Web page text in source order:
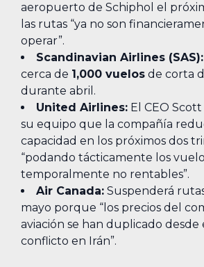
aeropuerto de Schiphol el
las rutas “ya no son
operar”.
Scandinavian Airlines (SAS):
cerca de 1,000 vuelos de corta
durante abril.
United Airlines: El CEO
su equipo que la compañía
capacidad en los próximos dos
“podando tácticamente los
temporalmente no rentables”.
Air Canada: Suspenderá
mayo porque “los precios del
aviación se han duplicado desde
conflicto en Irán”.